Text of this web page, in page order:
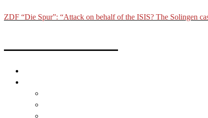
ZDF “Die Spur”: “Attack on behalf of the ISIS? The Solingen
Michael Trammer